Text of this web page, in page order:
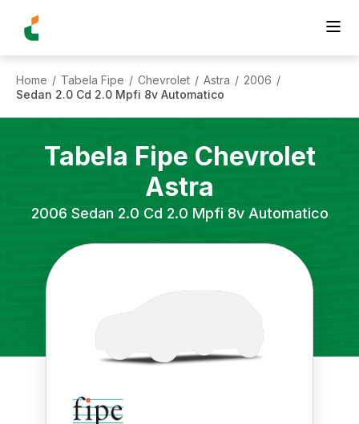
Home / Tabela Fipe / Chevrolet / Astra / 2006 /
Sedan 2.0 Cd 2.0 Mpfi 8v Automatico
Tabela Fipe Chevrolet
Astra
2006 Sedan 2.0 Cd 2.0 Mpfi 8v Automatico